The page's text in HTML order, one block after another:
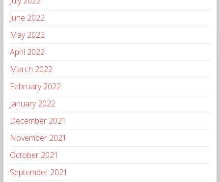
June 2022
May 2022
April 2022
March 2022
February 2022
January 2022
December 2021
November 2021
October 2021
September 2021